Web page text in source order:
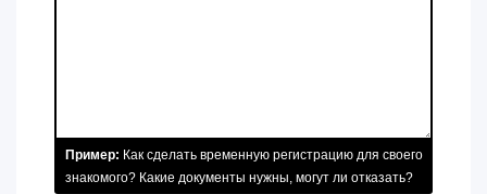
Пример: Как сделать временную регистрацию для своего
знакомого? Какие документы нужны, могут ли отказать?